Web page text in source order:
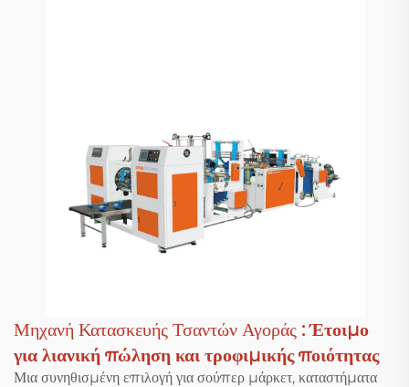
Μηχανή Κατασκευής Τσαντών Αγοράς : Έτοιμο
για λιανική πώληση και τροφιμικής ποιότητας
Μια συνηθισμένη επιλογή για σούπερ μάρκετ, καταστήματα